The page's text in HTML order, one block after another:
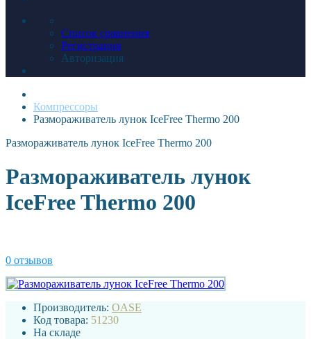
Список сравнения
Регистрация
Авторизация
Компрессоры
Размораживатель лунок IceFree Thermo 200
Размораживатель лунок IceFree Thermo 200
Размораживатель лунок
IceFree Thermo 200
0 отзывов
Производитель: OASE
Код товара: 51230
На складе